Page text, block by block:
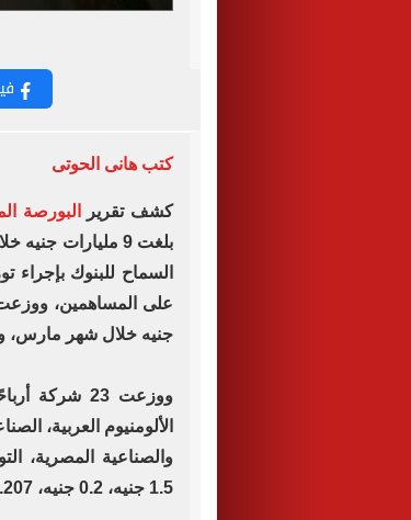
كتب هانى الحوتى
كشف تقرير البورصة
السماح للبنوك بإجراء
جنيه خلال شهر مارس، و 6.219 مليار جنيه خلال شهر أبريل
ووزعت 23
الألومنيوم العربية،
والصناعية المصرية،
1.5 جنيه، 0.2 جنيه، 0.207 جنيه، 0.25 جنيه، 0.196 جنيه، على التوالى.